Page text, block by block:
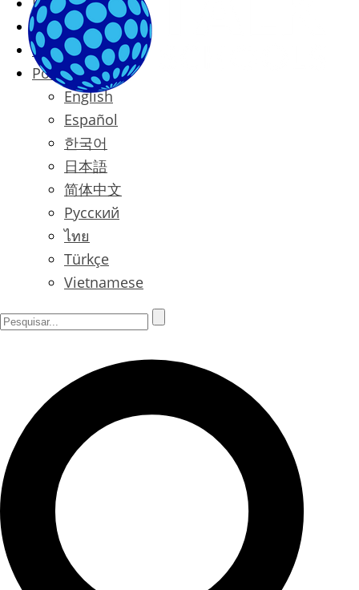
Blog
Contact
Português
English
Español
한국어
日本語
简体中文
Русский
ไทย
Türkçe
Vietnamese